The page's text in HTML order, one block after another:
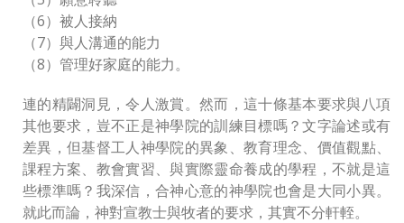
（6）被人接納
（7）與人溝通的能力
（8）管理好家庭的能力。
連的精闢洞見，令人激賞。然而，這十條基本要求與八項
其他要求，豈不正是神學院的訓練目標嗎？文字論述或有
差異，但基督工人神學院的異象、教育理念、價值觀點、
課程方案、教會實習、與實際靈命養成的學程，不就是這
些標準嗎？我深信，合神心意的神學院也會是大同小異。
就此而論，神對宣教士與牧者的要求，其實不分軒輊。